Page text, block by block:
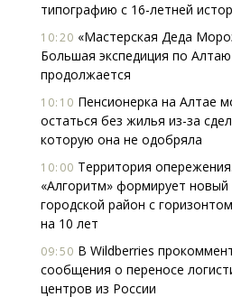
типографию с 16-летней
10:20 «Мастерская Деда
Большая экспедиция по Алтаю
продолжается
10:10 Пенсионерка на Алтае
остаться без жилья из-за
которую она не одобряла
10:00 Территория
«Алгоритм» формирует новый
городской район с
на 10 лет
09:50 В Wildberries
сообщения о переносе
центров из России